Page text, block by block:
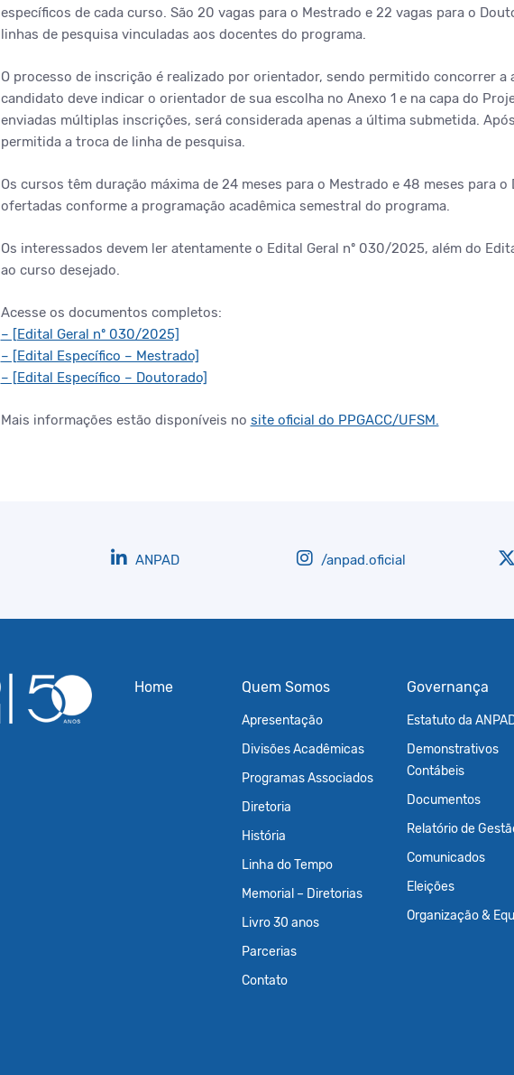
específicos de cada curso. São 20 vagas para o Mestrado e 22 vagas para o
linhas de pesquisa vinculadas aos docentes do programa.
O processo de inscrição é realizado por orientador, sendo permitido concorrer a
candidato deve indicar o orientador de sua escolha no Anexo 1 e na capa do
enviadas múltiplas inscrições, será considerada apenas a última submetida.
permitida a troca de linha de pesquisa.
Os cursos têm duração máxima de 24 meses para o Mestrado e 48 meses para
ofertadas conforme a programação acadêmica semestral do programa.
Os interessados devem ler atentamente o Edital Geral nº 030/2025, além do
ao curso desejado.
Acesse os documentos completos:
– [Edital Geral nº 030/2025]
– [Edital Específico – Mestrado]
– [Edital Específico – Doutorado]
Mais informações estão disponíveis no site oficial do PPGACC/UFSM.
ANPAD /anpad.oficial
Home Quem Somos
Apresentação
Divisões Acadêmicas
Programas Associados
Diretoria
História
Linha do Tempo
Memorial – Diretorias
Livro 30 anos
Parcerias
Contato
Governança
Estatuto da
Demonstrativos
Contábeis
Documentos
Relatório de
Comunicados
Eleições
Organização &